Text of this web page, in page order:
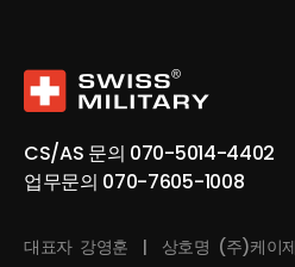
CS/AS 문의 070-5014-4402
업무문의 070-7605-1008
대표자 강영훈 | 상호명 (주)케이